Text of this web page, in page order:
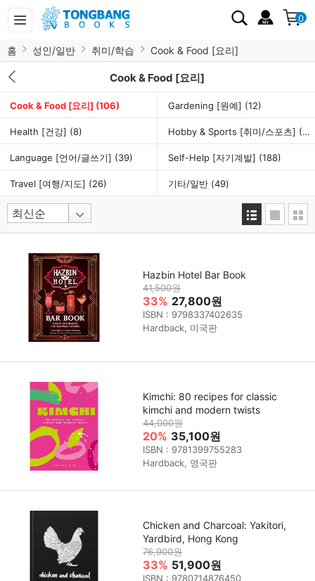
0
홈 성인/일반 취미/학습 Cook & Food [요리]
Cook & Food [요리]
Cook & Food [요리] (106) Gardening [원예] (12)
Health [건강] (8) Hobby & Sports [취미/스포츠] (46)
Language [언어/글쓰기] (39) Self-Help [자기계발] (188)
Travel [여행/지도] (26) 기타/일반 (49)
Hazbin Hotel Bar Book
41,500원
33% 27,800원
ISBN : 9798337402635
Hardback, 미국판
Kimchi: 80 recipes for classic
kimchi and modern twists
44,000원
20% 35,100원
ISBN : 9781399755283
Hardback, 영국판
Chicken and Charcoal: Yakitori,
Yardbird, Hong Kong
76,900원
33% 51,900원
ISBN : 9780714876450